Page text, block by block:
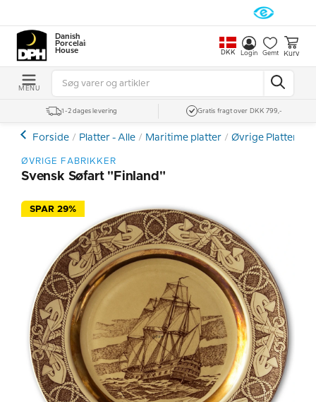
Danish
Porcelain
House
DKK Login Gemt Kurv
MENU
1-2 dages levering Gratis fragt over DKK 799,-
Forside Platter - Alle Maritime platter Øvrige Platter
ØVRIGE FABRIKKER
Svensk Søfart "Finland"
SPAR 29%